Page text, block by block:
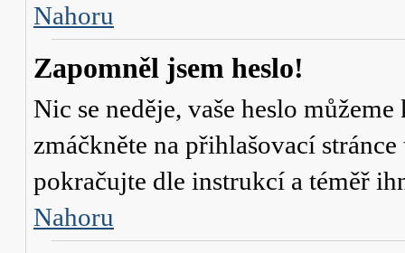
Nahoru
Zapomněl jsem heslo!
Nic se neděje, vaše heslo
zmáčkněte na přihlašovací
pokračujte dle instrukcí a téměř
Nahoru